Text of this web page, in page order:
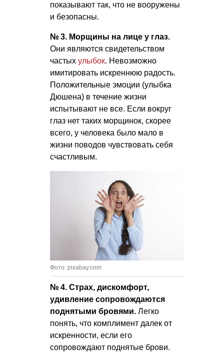
показывают так, что не вооружены
и безопасны.
№ 3. Морщины на лице у глаз.
Они являются свидетельством
частых улыбок. Невозможно
имитировать искреннюю радость.
Положительные эмоции (улыбка
Дюшена) в течение жизни
испытывают не все. Если вокруг
глаз нет таких морщинок, скорее
всего, у человека было мало в
жизни поводов чувствовать себя
счастливым.
Фото: pixabay.com
№ 4. Страх, дискомфорт,
удивление сопровождаются
поднятыми бровями. Легко
понять, что комплимент далек от
искренности, если его
сопровождают поднятые брови.